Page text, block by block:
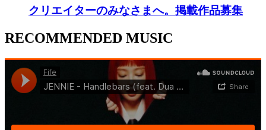
クリエイターのみなさまへ。掲載作品募集
RECOMMENDED MUSIC